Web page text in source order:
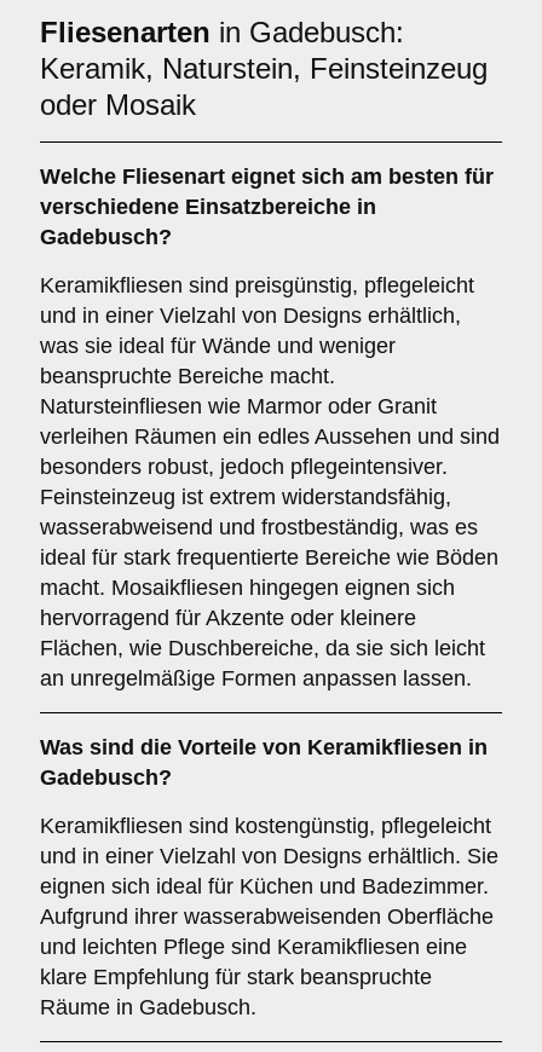
Fliesenarten in Gadebusch:
Keramik, Naturstein, Feinsteinzeug
oder Mosaik
Welche Fliesenart eignet sich am besten für
verschiedene Einsatzbereiche in
Gadebusch?
Keramikfliesen sind preisgünstig, pflegeleicht
und in einer Vielzahl von Designs erhältlich,
was sie ideal für Wände und weniger
beanspruchte Bereiche macht.
Natursteinfliesen wie Marmor oder Granit
verleihen Räumen ein edles Aussehen und sind
besonders robust, jedoch pflegeintensiver.
Feinsteinzeug ist extrem widerstandsfähig,
wasserabweisend und frostbeständig, was es
ideal für stark frequentierte Bereiche wie Böden
macht. Mosaikfliesen hingegen eignen sich
hervorragend für Akzente oder kleinere
Flächen, wie Duschbereiche, da sie sich leicht
an unregelmäßige Formen anpassen lassen.
Was sind die Vorteile von Keramikfliesen in
Gadebusch?
Keramikfliesen sind kostengünstig, pflegeleicht
und in einer Vielzahl von Designs erhältlich. Sie
eignen sich ideal für Küchen und Badezimmer.
Aufgrund ihrer wasserabweisenden Oberfläche
und leichten Pflege sind Keramikfliesen eine
klare Empfehlung für stark beanspruchte
Räume in Gadebusch.